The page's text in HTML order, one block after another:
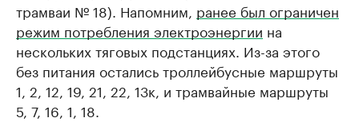
трамваи № 18). Напомним, ранее был ограничен
режим потребления электроэнергии на
нескольких тяговых подстанциях. Из-за этого
без питания остались троллейбусные маршруты
1, 2, 12, 19, 21, 22, 13к, и трамвайные маршруты
5, 7, 16, 1, 18.